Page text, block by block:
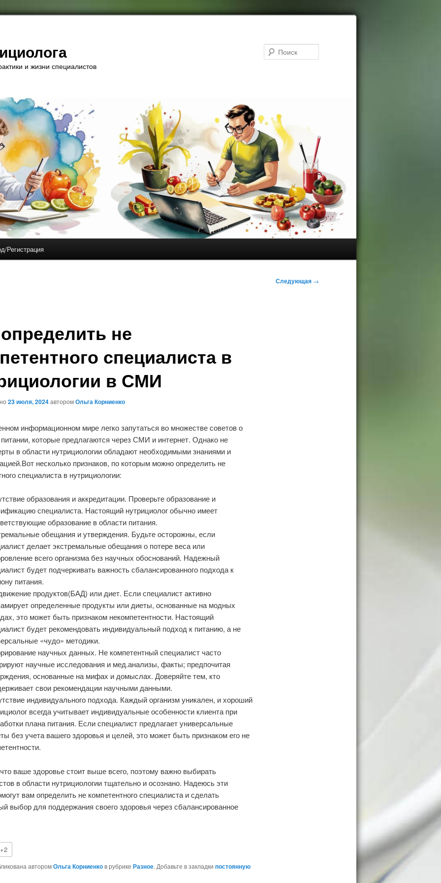
и жизни специалистов
Регистрация
Следующая →
не
специалиста в
в СМИ
23 июля, 2024авторомОльга Корниенко
информационном мире легко запутаться во множестве советов о
которые предлагаются через СМИ и интернет. Однако не
в области нутрициологии обладают необходимыми знаниями и
несколько признаков, по которым можно определить не
специалиста в нутрициологии:
образования и аккредитации. Проверьте образование и
специалиста. Настоящий нутрициолог обычно имеет
образование в области питания.
обещания и утверждения. Будьте осторожны, если
делает экстремальные обещания о потере веса или
всего организма без научных обоснований. Надежный
будет подчеркивать важность сбалансированного подхода к
питания.
продуктов(БАД) или диет. Если специалист активно
определенные продукты или диеты, основанные на модных
это может быть признаком некомпетентности. Настоящий
будет рекомендовать индивидуальный подход к питанию, а не
«чудо» методики.
научных данных. Не компетентный специалист часто
научные исследования и мед.анализы, факты; предпочитая
основанные на мифах и домыслах. Доверяйте тем, кто
свои рекомендации научными данными.
индивидуального подхода. Каждый организм уникален, и хороший
всегда учитывает индивидуальные особенности клиента при
плана питания. Если специалист предлагает универсальные
без учета вашего здоровья и целей, это может быть признаком его не
ваше здоровье стоит выше всего, поэтому важно выбирать
в области нутрициологии тщательно и осознано. Надеюсь эти
вам определить не компетентного специалиста и сделать
выбор для поддержания своего здоровья через сбалансированное
+2
авторомОльга Корниенков рубрике Разное. Добавьте в закладки постоянную